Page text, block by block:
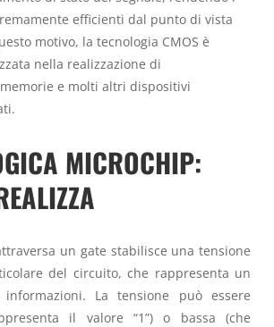
efficienti dal punto di vista
motivo, la tecnologia CMOS è
nella realizzazione di
e molti altri dispositivi
MICROCHIP:
un gate stabilisce una tensione
del circuito, che rappresenta un
La tensione può essere
il valore “1”) o bassa (che